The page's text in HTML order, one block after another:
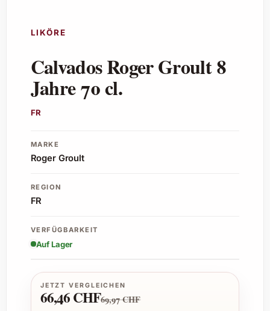
LIKÖRE
Calvados Roger Groult 8
Jahre 70 cl.
FR
MARKE
Roger Groult
REGION
FR
VERFÜGBARKEIT
Auf Lager
JETZT VERGLEICHEN
66,46 CHF69,97 CHF